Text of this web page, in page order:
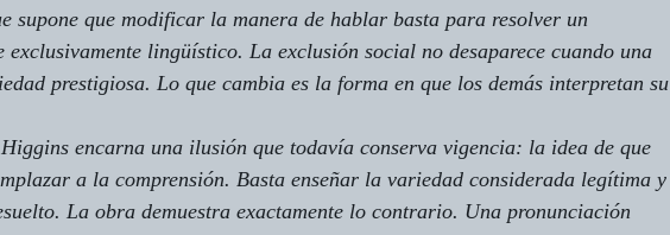
supone que modificar la manera de hablar basta para resolver un
exclusivamente lingüístico. La exclusión social no desaparece cuando una
prestigiosa. Lo que cambia es la forma en que los demás interpretan su
encarna una ilusión que todavía conserva vigencia: la idea de que
a la comprensión. Basta enseñar la variedad considerada legítima y
La obra demuestra exactamente lo contrario. Una pronunciación